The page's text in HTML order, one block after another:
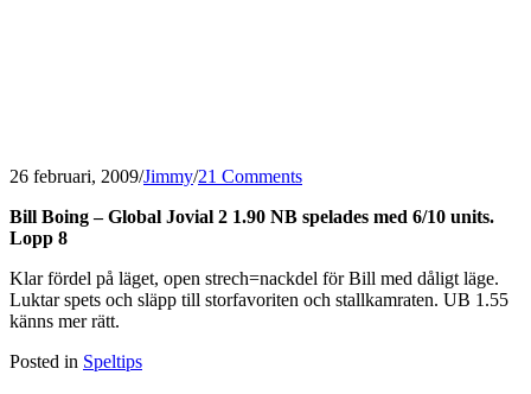
26 februari, 2009/Jimmy/21 Comments
Bill Boing – Global Jovial 2 1.90 NB spelades med 6/10 units.
Lopp 8
Klar fördel på läget, open strech=nackdel för Bill med dåligt läge.
Luktar spets och släpp till storfavoriten och stallkamraten. UB 1.55
känns mer rätt.
Posted in Speltips